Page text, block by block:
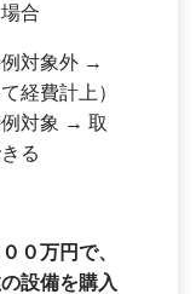
合
対象外 →
経費計上）
対象 → 取
る
０万円で、
設備を購入